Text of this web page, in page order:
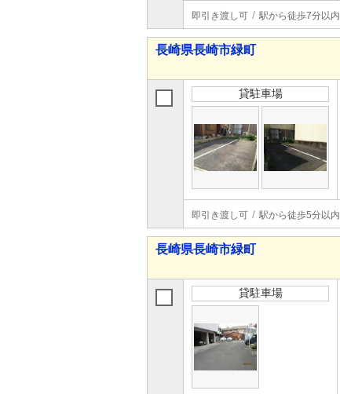
即引き渡し可 駅から徒歩7分以内
長崎県長崎市緑町
貸駐車場
即引き渡し可 駅から徒歩5分以内
長崎県長崎市緑町
貸駐車場